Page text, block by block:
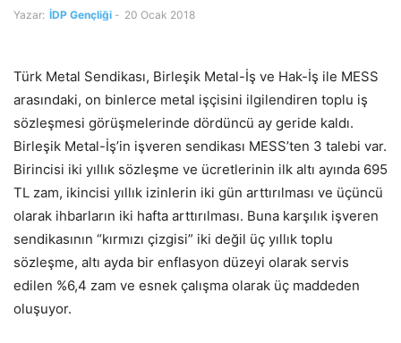
Yazar: İDP Gençliği - 20 Ocak 2018
Türk Metal Sendikası, Birleşik Metal-İş ve Hak-İş ile MESS
arasındaki, on binlerce metal işçisini ilgilendiren toplu iş
sözleşmesi görüşmelerinde dördüncü ay geride kaldı.
Birleşik Metal-İş’in işveren sendikası MESS’ten 3 talebi var.
Birincisi iki yıllık sözleşme ve ücretlerinin ilk altı ayında 695
TL zam, ikincisi yıllık izinlerin iki gün arttırılması ve üçüncü
olarak ihbarların iki hafta arttırılması. Buna karşılık işveren
sendikasının “kırmızı çizgisi” iki değil üç yıllık toplu
sözleşme, altı ayda bir enflasyon düzeyi olarak servis
edilen %6,4 zam ve esnek çalışma olarak üç maddeden
oluşuyor.